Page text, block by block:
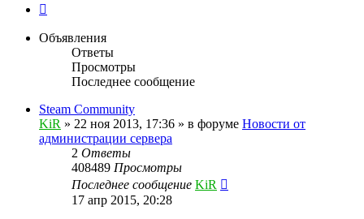
Объявления
Ответы
Просмотры
Последнее сообщение
Steam Community
KiR » 22 ноя 2013, 17:36 » в форуме Новости от
администрации сервера
2 Ответы
408489 Просмотры
Последнее сообщение KiR
17 апр 2015, 20:28